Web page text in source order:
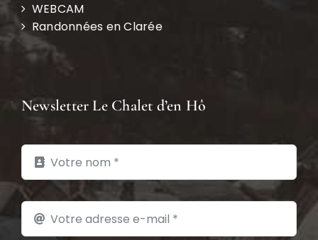
WEBCAM
Randonnées en Clarée
Newsletter Le Chalet d’en Hô